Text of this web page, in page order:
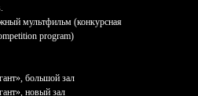
мультфильм (конкурсная
program)
большой зал
новый зал